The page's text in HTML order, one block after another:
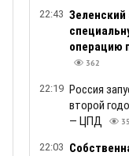
22:43 Зеленский
операцию
362
22:19 Россия
второй
— ЦПД
22:03